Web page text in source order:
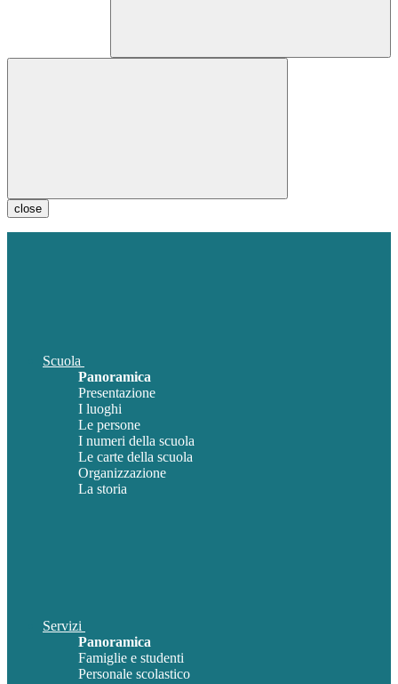
close
Scuola
Panoramica
Presentazione
I luoghi
Le persone
I numeri della scuola
Le carte della scuola
Organizzazione
La storia
Servizi
Panoramica
Famiglie e studenti
Personale scolastico